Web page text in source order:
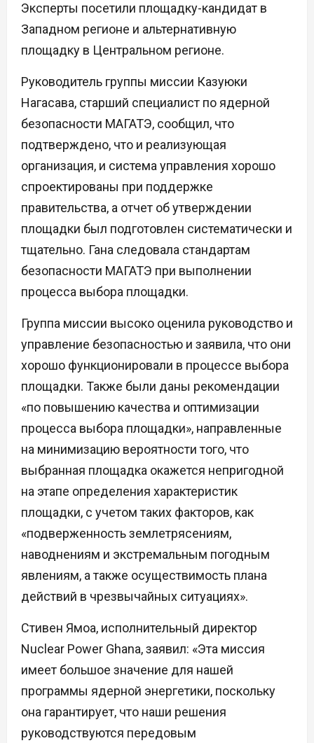
Эксперты посетили площадку-кандидат в
Западном регионе и альтернативную
площадку в Центральном регионе.
Руководитель группы миссии Казуюки
Нагасава, старший специалист по ядерной
безопасности МАГАТЭ, сообщил, что
подтверждено, что и реализующая
организация, и система управления хорошо
спроектированы при поддержке
правительства, а отчет об утверждении
площадки был подготовлен систематически и
тщательно. Гана следовала стандартам
безопасности МАГАТЭ при выполнении
процесса выбора площадки.
Группа миссии высоко оценила руководство и
управление безопасностью и заявила, что они
хорошо функционировали в процессе выбора
площадки. Также были даны рекомендации
«по повышению качества и оптимизации
процесса выбора площадки», направленные
на минимизацию вероятности того, что
выбранная площадка окажется непригодной
на этапе определения характеристик
площадки, с учетом таких факторов, как
«подверженность землетрясениям,
наводнениям и экстремальным погодным
явлениям, а также осуществимость плана
действий в чрезвычайных ситуациях».
Стивен Ямоа, исполнительный директор
Nuclear Power Ghana, заявил: «Эта миссия
имеет большое значение для нашей
программы ядерной энергетики, поскольку
она гарантирует, что наши решения
руководствуются передовым